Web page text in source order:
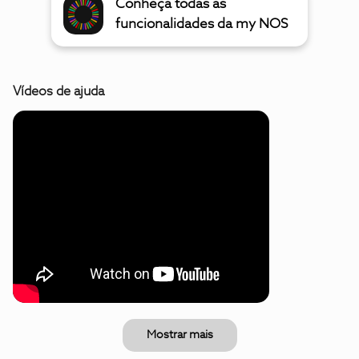
Conheça todas as
funcionalidades da my NOS
Vídeos de ajuda
Mostrar mais